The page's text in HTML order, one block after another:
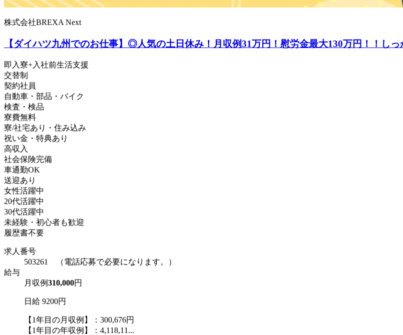
株式会社BREXA Next
【ダイハツ九州でのお仕事】◎人気の土日休み！月収例31万円！慰労金最大130万円！！し
即入寮+入社前生活支援
交替制
契約社員
自動車・部品・バイク
検査・検品
寮費無料
寮/社宅あり・住み込み
祝い金・特典あり
高収入
社会保険完備
車通勤OK
送迎あり
女性活躍中
20代活躍中
30代活躍中
未経験・初心者も歓迎
履歴書不要
求人番号
503261 （電話応募で必要になります。）
給与
月収例310,000円
日給 9200円
【1年目の月収例】：300,676円
【1年目の年収例】：4,118,11...